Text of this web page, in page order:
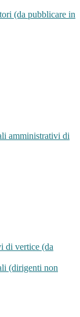
(da pubblicare in
amministrativi di
di vertice (da
(dirigenti non